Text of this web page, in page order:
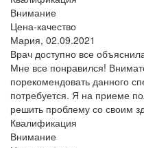
Внимание
Цена-качество
Мария, 02.09.2021
Врач доступно все
Мне все понравился!
порекомендовать данного
потребуется. Я на приеме
решить проблему со своим
Квалификация
Внимание